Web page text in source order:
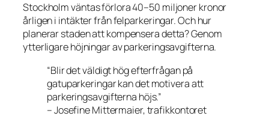
Stockholm väntas förlora 40–50 miljoner kronor
årligen i intäkter från felparkeringar. Och hur
planerar staden att kompensera detta? Genom
ytterligare höjningar av parkeringsavgifterna.
“Blir det väldigt hög efterfrågan på
gatuparkeringar kan det motivera att
parkeringsavgifterna höjs.”
– Josefine Mittermaier, trafikkontoret